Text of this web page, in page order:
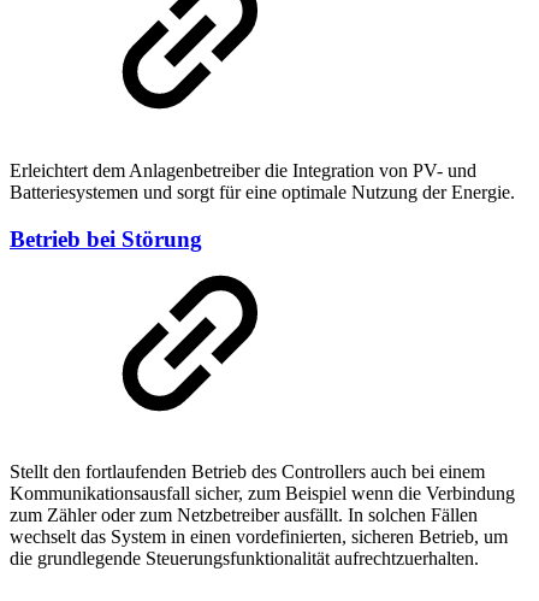
Erleichtert dem Anlagenbetreiber die Integration von PV- und
Batteriesystemen und sorgt für eine optimale Nutzung der Energie.
Betrieb bei Störung
Stellt den fortlaufenden Betrieb des Controllers auch bei einem
Kommunikationsausfall sicher, zum Beispiel wenn die Verbindung
zum Zähler oder zum Netzbetreiber ausfällt. In solchen Fällen
wechselt das System in einen vordefinierten, sicheren Betrieb, um
die grundlegende Steuerungsfunktionalität aufrechtzuerhalten.